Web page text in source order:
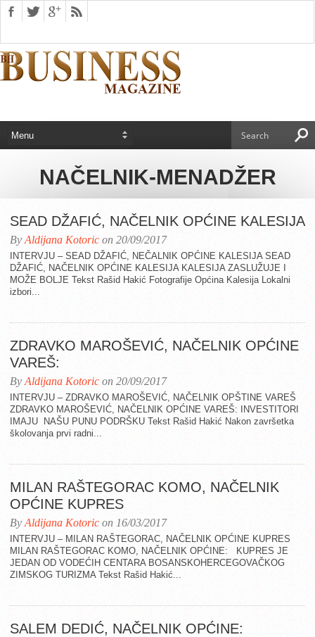
NAČELNIK-MENADŽER
SEAD DŽAFIĆ, NAČELNIK OPĆINE KALESIJA
By Aldijana Kotoric on 20/09/2017
INTERVJU – SEAD DŽAFIĆ, NEČALNIK OPĆINE KALESIJA SEAD
DŽAFIĆ, NAČELNIK OPĆINE KALESIJA KALESIJA ZASLUŽUJE I
MOŽE BOLJE Tekst Rašid Hakić Fotografije Općina Kalesija Lokalni
izbori...
ZDRAVKO MAROŠEVIĆ, NAČELNIK OPĆINE
VAREŠ:
By Aldijana Kotoric on 20/09/2017
INTERVJU – ZDRAVKO MAROŠEVIĆ, NAČELNIK OPŠTINE VAREŠ
ZDRAVKO MAROŠEVIĆ, NAČELNIK OPĆINE VAREŠ: INVESTITORI
IMAJU NAŠU PUNU PODRŠKU Tekst Rašid Hakić Nakon završetka
školovanja prvi radni...
MILAN RAŠTEGORAC KOMO, NAČELNIK
OPĆINE KUPRES
By Aldijana Kotoric on 16/03/2017
INTERVJU – MILAN RAŠTEGORAC, NAČELNIK OPĆINE KUPRES
MILAN RAŠTEGORAC KOMO, NAČELNIK OPĆINE: KUPRES JE
JEDAN OD VODEĆIH CENTARA BOSANSKOHERCEGOVAČKOG
ZIMSKOG TURIZMA Tekst Rašid Hakić...
SALEM DEDIĆ, NAČELNIK OPĆINE: